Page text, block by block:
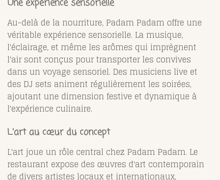
Une expérience sensorielle
Au-delà de la nourriture, Padam Padam offre une
véritable expérience sensorielle. La musique,
l'éclairage, et même les arômes qui imprègnent
l'air sont conçus pour transporter les convives
dans un voyage sensoriel. Des musiciens live et
des DJ sets animent régulièrement les soirées,
ajoutant une dimension festive et dynamique à
l'expérience culinaire.
L'art au cœur du concept
L'art joue un rôle central chez Padam Padam. Le
restaurant expose des œuvres d'art contemporain
de divers artistes locaux et internationaux,